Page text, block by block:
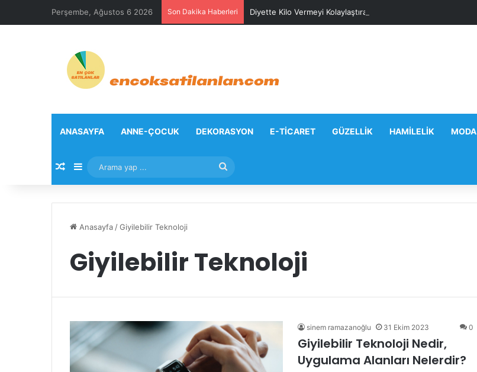
Perşembe, Ağustos 6 2026 Son Dakika Haberleri Diyette Kilo Vermeyi Kolaylaştıracak Günlük Stratejiler
ANASAYFA ANNE-ÇOCUK DEKORASYON E-TICARET GÜZELLIK HAMILELIK MODA
Rastgele Makale
Kenar Bölmesi
yap
Anasayfa /Giyilebilir Teknoloji
Giyilebilir Teknoloji
sinem ramazanoğlu 31 Ekim 2023 0
Giyilebilir Teknoloji Nedir,
Uygulama Alanları Nelerdir?